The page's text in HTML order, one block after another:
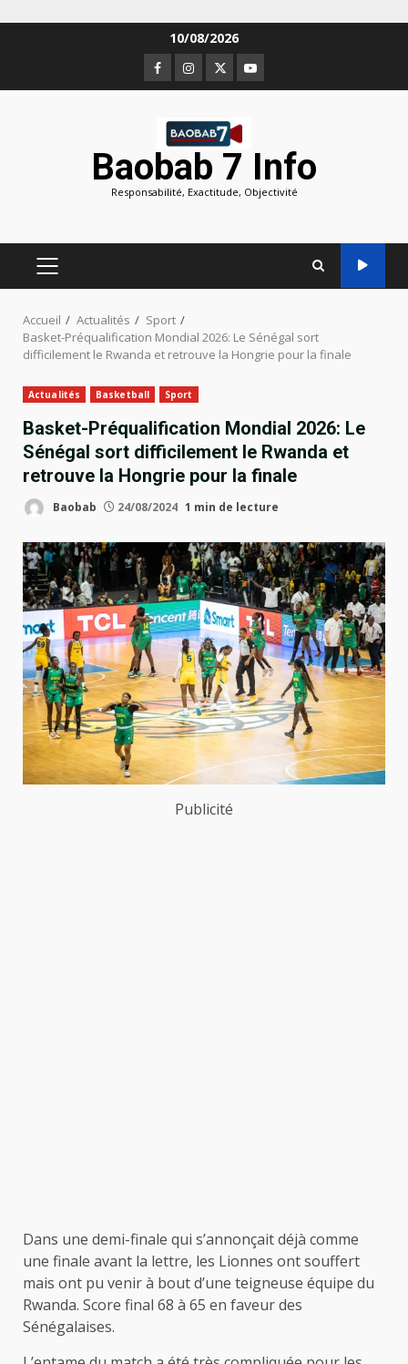
10/08/2026
Facebook
Instagram
TwitterYoutube
Baobab 7 Info
Responsabilité, Exactitude, Objectivité
MENU
PRINCIPAL
Accueil Actualités
Sport
Basket-Préqualification Mondial 2026: Le Sénégal sort
difficilement le Rwanda et retrouve la Hongrie pour la finale
Actualités Basketball Sport
Basket-Préqualification Mondial 2026: Le
Sénégal sort difficilement le Rwanda et
retrouve la Hongrie pour la finale
Baobab 24/08/2024 1 min de lecture
Publicité
Dans une demi-finale qui s’annonçait déjà comme
une finale avant la lettre, les Lionnes ont souffert
mais ont pu venir à bout d’une teigneuse équipe du
Rwanda. Score final 68 à 65 en faveur des
Sénégalaises.